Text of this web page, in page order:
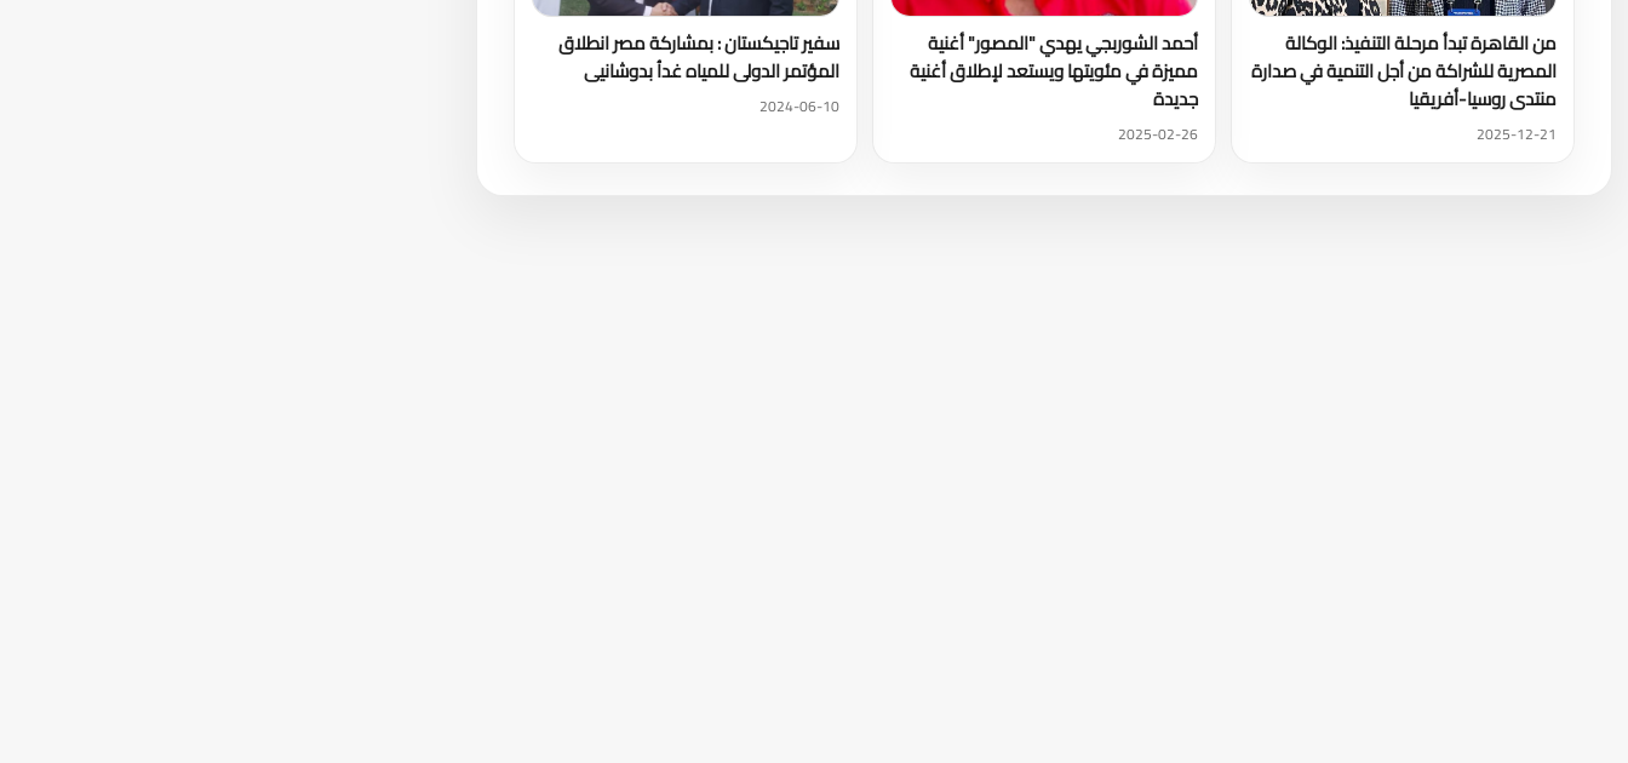
من القاهرة تبدأ مرحلة التنفيذ: الوكالة
المصرية للشراكة من أجل التنمية في صدارة
منتدى روسيا-أفريقيا
2025-12-21
أحمد الشوربجي يهدي "المصور" أغنية
مميزة في مئويتها ويستعد لإطلاق أغنية
جديدة
2025-02-26
سفير تاجيكستان : بمشاركة مصر انطلاق
المؤتمر الدولى للمياه غداُ بدوشانيى
2024-06-10